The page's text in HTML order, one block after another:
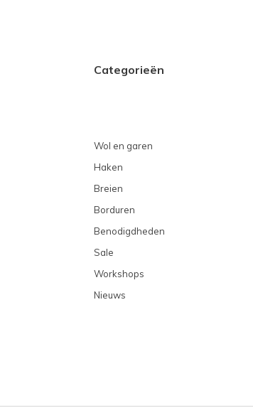
Categorieën
Wol en garen
Haken
Breien
Borduren
Benodigdheden
Sale
Workshops
Nieuws